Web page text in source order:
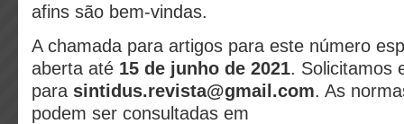
afins são bem-vindas.
A chamada para artigos para este número
aberta até 15 de junho de 2021. Solicitamos
para sintidus.revista@gmail.com. As
podem ser consultadas em